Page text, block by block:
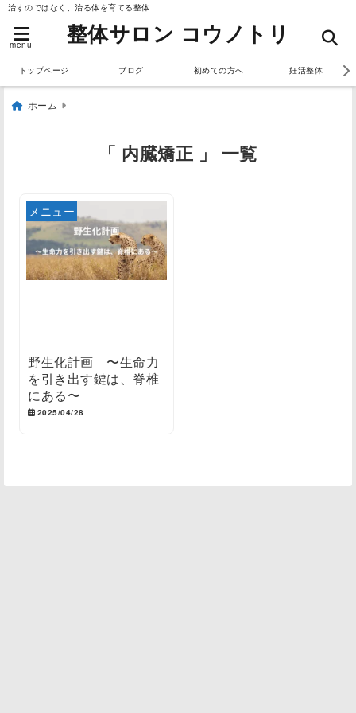
治すのではなく、治る体を育てる整体
menu 整体サロン コウノトリ
トップページ ブログ 初めての方へ 妊活整体
ホーム
「 内臓矯正 」 一覧
メニュー
野生化計画 〜生命力
を引き出す鍵は、脊椎
にある〜
2025/04/28